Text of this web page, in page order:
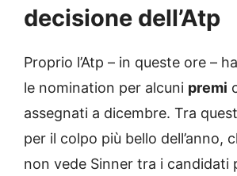
decisione dell’Atp
Proprio l’Atp – in queste ore –
le nomination per alcuni premi
assegnati a dicembre. Tra
per il colpo più bello dell’anno,
non vede Sinner tra i candidati